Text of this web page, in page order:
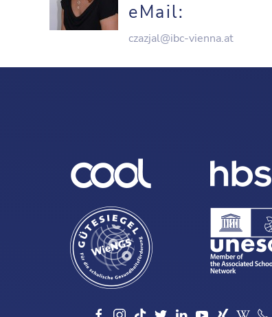
eMail:
czazjal@ibc-vienna.at